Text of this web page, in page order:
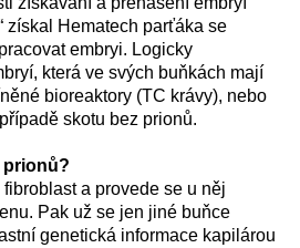
získal Hematech parťáka se
embryi. Logicky
která ve svých buňkách mají
bioreaktory (TC krávy), nebo
skotu bez prionů.
prionů?
a provede se u něj
Pak už se jen jiné buňce
genetická informace kapilárou